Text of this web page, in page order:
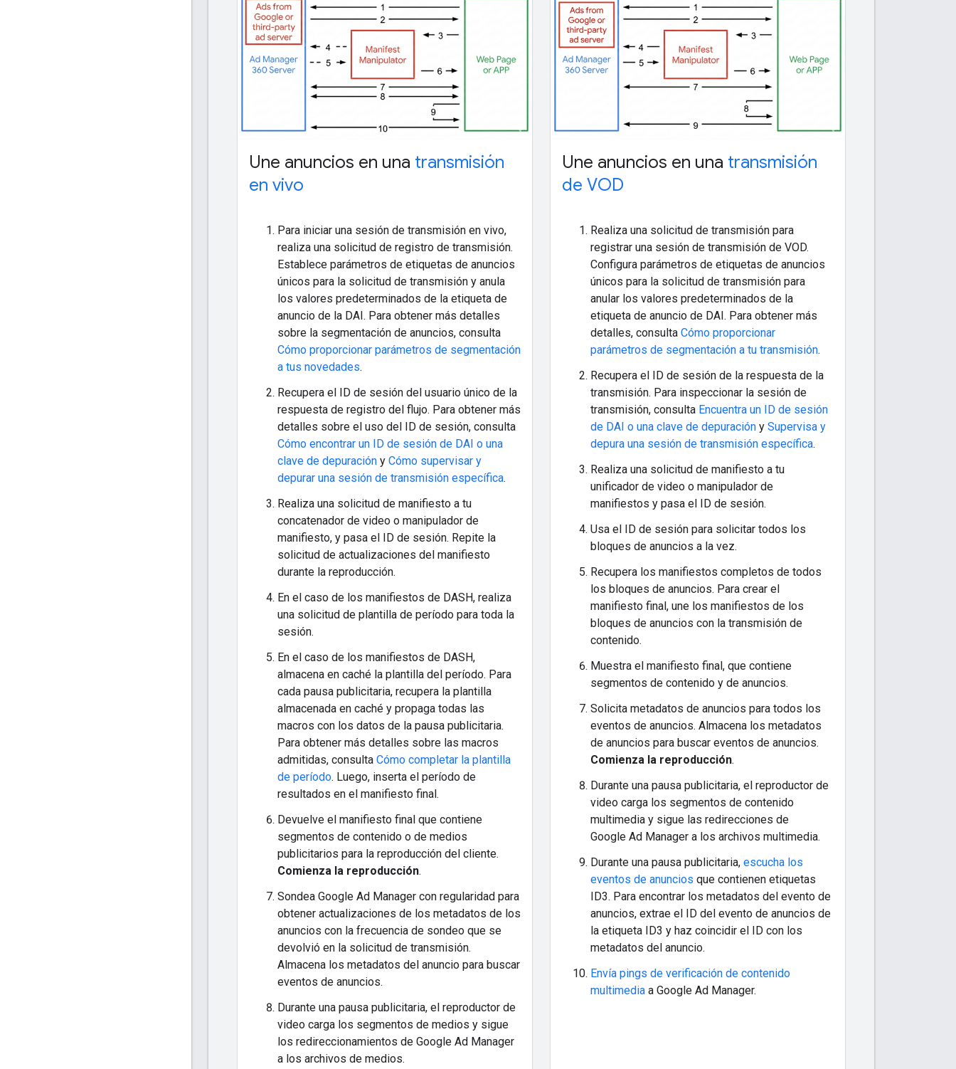
Une anuncios en una transmisión
en vivo
Para iniciar una sesión de transmisión en vivo,
realiza una solicitud de registro de transmisión.
Establece parámetros de etiquetas de anuncios
únicos para la solicitud de transmisión y anula
los valores predeterminados de la etiqueta de
anuncio de la DAI. Para obtener más detalles
sobre la segmentación de anuncios, consulta
Cómo proporcionar parámetros de segmentación
a tus novedades.
Recupera el ID de sesión del usuario único de la
respuesta de registro del flujo. Para obtener más
detalles sobre el uso del ID de sesión, consulta
Cómo encontrar un ID de sesión de DAI o una
clave de depuración y Cómo supervisar y
depurar una sesión de transmisión específica.
Realiza una solicitud de manifiesto a tu
concatenador de video o manipulador de
manifiesto, y pasa el ID de sesión. Repite la
solicitud de actualizaciones del manifiesto
durante la reproducción.
En el caso de los manifiestos de DASH, realiza
una solicitud de plantilla de período para toda la
sesión.
En el caso de los manifiestos de DASH,
almacena en caché la plantilla del período. Para
cada pausa publicitaria, recupera la plantilla
almacenada en caché y propaga todas las
macros con los datos de la pausa publicitaria.
Para obtener más detalles sobre las macros
admitidas, consulta Cómo completar la plantilla
de período. Luego, inserta el período de
resultados en el manifiesto final.
Devuelve el manifiesto final que contiene
segmentos de contenido o de medios
publicitarios para la reproducción del cliente.
Comienza la reproducción.
Sondea Google Ad Manager con regularidad para
obtener actualizaciones de los metadatos de los
anuncios con la frecuencia de sondeo que se
devolvió en la solicitud de transmisión.
Almacena los metadatos del anuncio para buscar
eventos de anuncios.
Durante una pausa publicitaria, el reproductor de
video carga los segmentos de medios y sigue
los redireccionamientos de Google Ad Manager
a los archivos de medios.
Une anuncios en una transmisión
de VOD
Realiza una solicitud de transmisión para
registrar una sesión de transmisión de VOD.
Configura parámetros de etiquetas de anuncios
únicos para la solicitud de transmisión para
anular los valores predeterminados de la
etiqueta de anuncio de DAI. Para obtener más
detalles, consulta Cómo proporcionar
parámetros de segmentación a tu transmisión.
Recupera el ID de sesión de la respuesta de la
transmisión. Para inspeccionar la sesión de
transmisión, consulta Encuentra un ID de sesión
de DAI o una clave de depuración y Supervisa y
depura una sesión de transmisión específica.
Realiza una solicitud de manifiesto a tu
unificador de video o manipulador de
manifiestos y pasa el ID de sesión.
Usa el ID de sesión para solicitar todos los
bloques de anuncios a la vez.
Recupera los manifiestos completos de todos
los bloques de anuncios. Para crear el
manifiesto final, une los manifiestos de los
bloques de anuncios con la transmisión de
contenido.
Muestra el manifiesto final, que contiene
segmentos de contenido y de anuncios.
Solicita metadatos de anuncios para todos los
eventos de anuncios. Almacena los metadatos
de anuncios para buscar eventos de anuncios.
Comienza la reproducción.
Durante una pausa publicitaria, el reproductor de
video carga los segmentos de contenido
multimedia y sigue las redirecciones de
Google Ad Manager a los archivos multimedia.
Durante una pausa publicitaria, escucha los
eventos de anuncios que contienen etiquetas
ID3. Para encontrar los metadatos del evento de
anuncios, extrae el ID del evento de anuncios de
la etiqueta ID3 y haz coincidir el ID con los
metadatos del anuncio.
Envía pings de verificación de contenido
multimedia a Google Ad Manager.